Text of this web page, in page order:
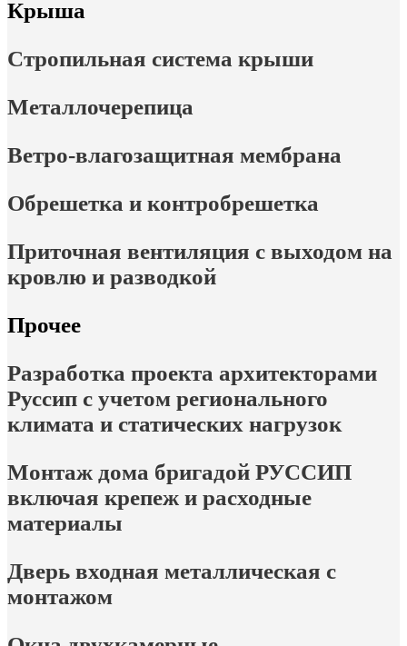
Крыша
Стропильная система крыши
Металлочерепица
Ветро-влагозащитная мембрана
Обрешетка и контробрешетка
Приточная вентиляция с выходом на
кровлю и разводкой
Прочее
Разработка проекта архитекторами
Руссип с учетом регионального
климата и статических нагрузок
Монтаж дома бригадой РУССИП
включая крепеж и расходные
материалы
Дверь входная металлическая с
монтажом